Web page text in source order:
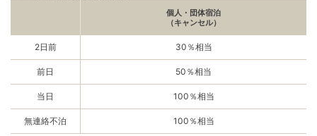
個人・団体宿泊
（キャンセル）
2日前 30％相当
前日 50％相当
当日 100％相当
無連絡不泊 100％相当